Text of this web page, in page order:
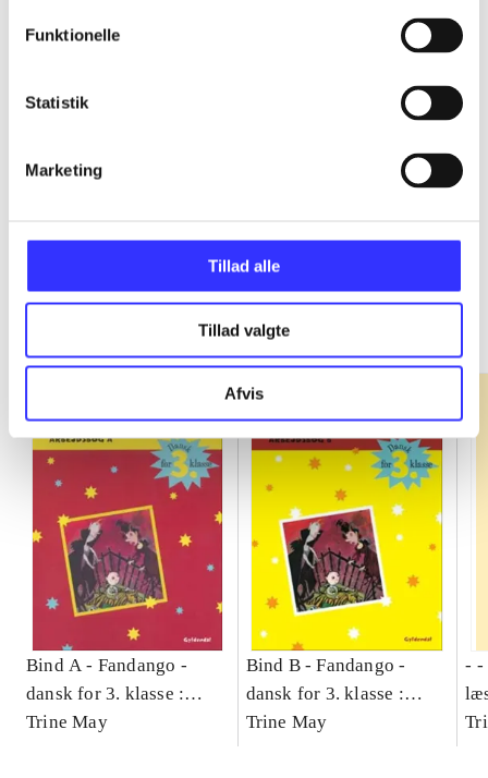
Funktionelle
Statistik
Marketing
Tillad alle
Tillad valgte
Afvis
Fandango - dansk for 3. klasse
Bind A - Fandango -
dansk for 3. klasse :
grundbog -- Arbejdsbog.
Trine May
Bind B -Fandango -
dansk for 3. klasse :
grundbog -- Arbejdsbog.
Trine May
- -
-